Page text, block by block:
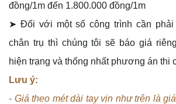
đồng/1m đến 1.800.000 đồng/1m
➤ Đối với một số công trình cần
chân trụ thì chúng tôi sẽ báo giá
hiện trạng và thống nhất phương án thi
Lưu ý:
- Giá theo mét dài tay vịn như trên là